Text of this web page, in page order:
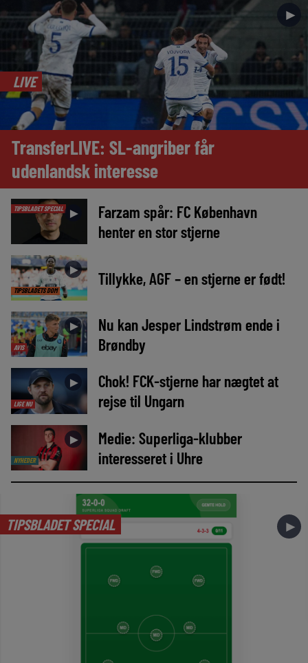
►
LIVE
TransferLIVE: SL-angriber får
udenlandsk interesse
TIPSBLADET SPECIAL ►
Farzam spår: FC København
henter en stor stjerne
TIPSBLADETS DOM
► Tillykke, AGF – en stjerne er født!
AVIS
►
Nu kan Jesper Lindstrøm ende i
Brøndby
LIGE NU
►
Chok! FCK-stjerne har nægtet at
rejse til Ungarn
NYHEDER
►
Medie: Superliga-klubber
interesseret i Uhre
TIPSBLADET SPECIAL ►